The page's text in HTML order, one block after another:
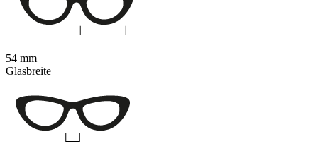
54 mm
Glasbreite